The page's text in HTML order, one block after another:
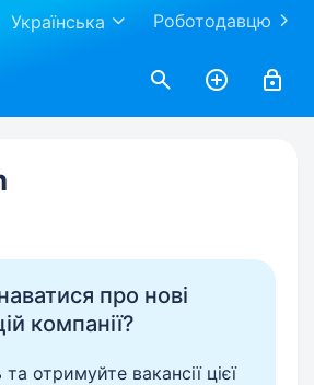
Роботодавцю
Українська
про нові
компанії?
отримуйте вакансії цієї